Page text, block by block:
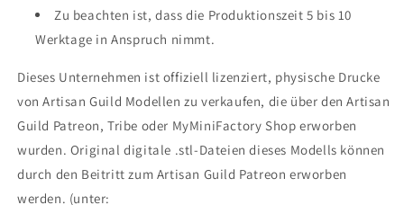
Zu beachten ist, dass die Produktionszeit 5 bis 10
Werktage in Anspruch nimmt.
Dieses Unternehmen ist offiziell lizenziert, physische Drucke
von Artisan Guild Modellen zu verkaufen, die über den Artisan
Guild Patreon, Tribe oder MyMiniFactory Shop erworben
wurden. Original digitale .stl-Dateien dieses Modells können
durch den Beitritt zum Artisan Guild Patreon erworben
werden. (unter: